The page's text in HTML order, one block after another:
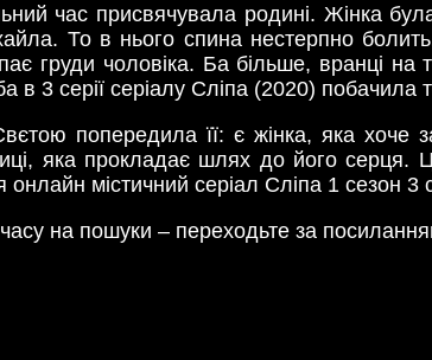
час присвячувала родині. Жінка
То в нього спина нестерпно
груди чоловіка. Ба більше, вранці
3 серії серіалу Сліпа (2020) побачила
попередила її: є жінка, яка хоче
яка прокладає шлях до його серця.
онлайн містичний серіал Сліпа 1 сезон
на пошуки – переходьте за